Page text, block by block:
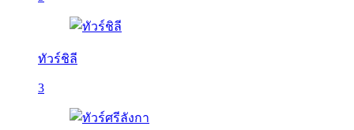
ทัวร์ชิลี
3